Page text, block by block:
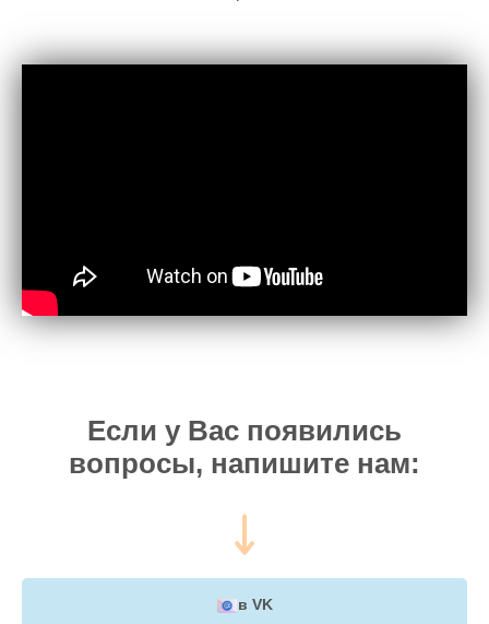
Если у Вас появились
вопросы, напишите нам:
в VK